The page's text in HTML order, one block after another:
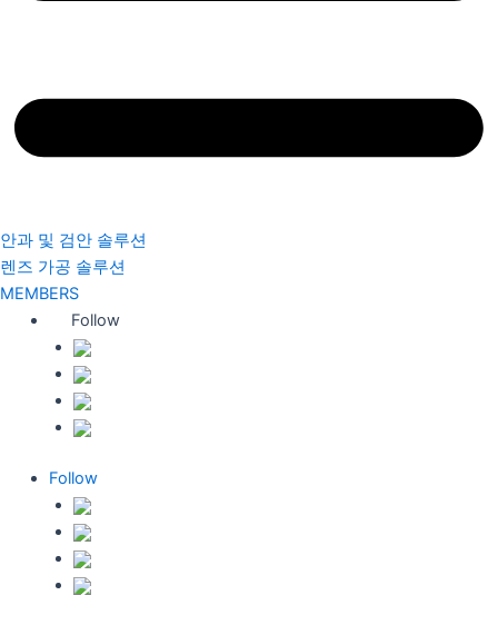
안과 및 검안 솔루션
렌즈 가공 솔루션
MEMBERS
Follow
Follow